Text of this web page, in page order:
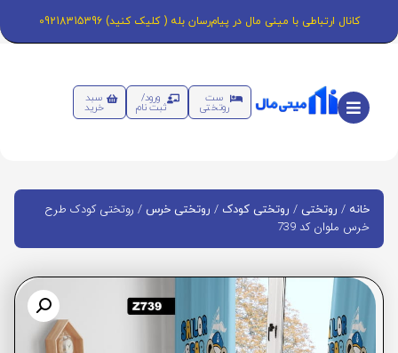
کانال ارتباطی با مینی مال در پیام‌رسان بله ( کلیک کنید) 09218315396
ست
روتختی
ورود/
ثبت نام
سبد
خرید
خانه / روتختی / روتختی کودک / روتختی خرس / روتختی کودک طرح
خرس ملوان کد 739